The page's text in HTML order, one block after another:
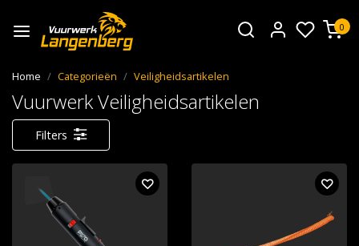
0
Home Categorieën Veiligheidsartikelen
Vuurwerk Veiligheidsartikelen
Filters